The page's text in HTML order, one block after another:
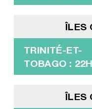
ÎLES
TRINITÉ-ET-
TOBAGO :
ÎLES